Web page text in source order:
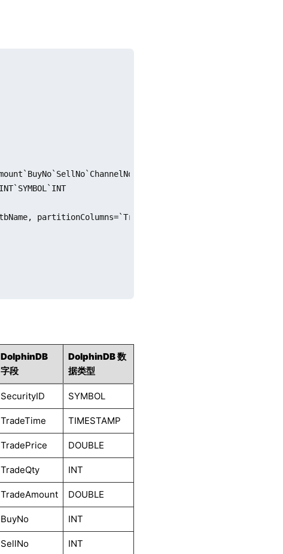
DolphinDB
字段
DolphinDB 数
据类型
SecurityID SYMBOL
TradeTime TIMESTAMP
TradePrice DOUBLE
TradeQty INT
TradeAmount DOUBLE
BuyNo INT
SellNo INT